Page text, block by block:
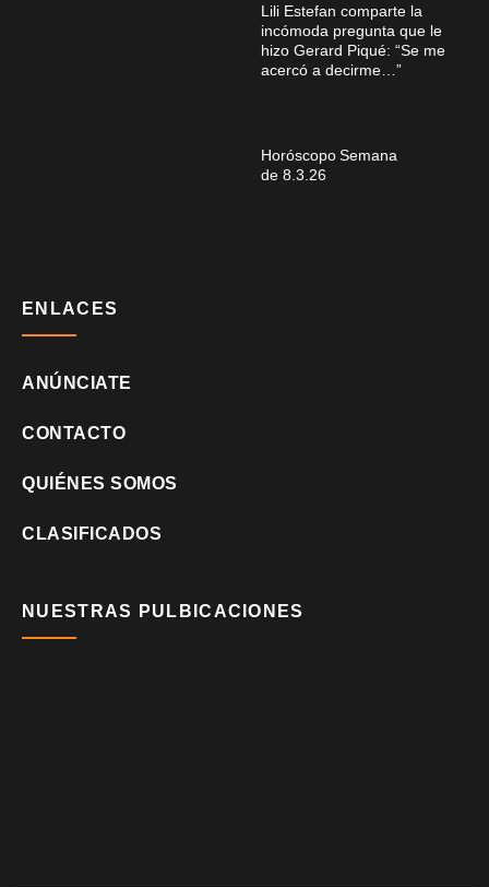
Lili Estefan comparte la
incómoda pregunta que le
hizo Gerard Piqué: “Se me
acercó a decirme…”
Horóscopo Semana
de 8.3.26
ENLACES
ANÚNCIATE
CONTACTO
QUIÉNES SOMOS
CLASIFICADOS
NUESTRAS PULBICACIONES